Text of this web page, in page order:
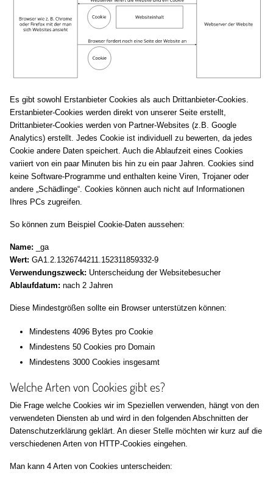
Es gibt sowohl Erstanbieter Cookies als auch Drittanbieter-Cookies.
Erstanbieter-Cookies werden direkt von unserer Seite erstellt,
Drittanbieter-Cookies werden von Partner-Websites (z.B. Google
Analytics) erstellt. Jedes Cookie ist individuell zu bewerten, da jedes
Cookie andere Daten speichert. Auch die Ablaufzeit eines Cookies
variiert von ein paar Minuten bis hin zu ein paar Jahren. Cookies sind
keine Software-Programme und enthalten keine Viren, Trojaner oder
andere „Schädlinge“. Cookies können auch nicht auf Informationen
Ihres PCs zugreifen.
So können zum Beispiel Cookie-Daten aussehen:
Name: _ga
Wert: GA1.2.1326744211.152311859332-9
Verwendungszweck: Unterscheidung der Websitebesucher
Ablaufdatum: nach 2 Jahren
Diese Mindestgrößen sollte ein Browser unterstützen können:
Mindestens 4096 Bytes pro Cookie
Mindestens 50 Cookies pro Domain
Mindestens 3000 Cookies insgesamt
Welche Arten von Cookies gibt es?
Die Frage welche Cookies wir im Speziellen verwenden, hängt von den
verwendeten Diensten ab und wird in den folgenden Abschnitten der
Datenschutzerklärung geklärt. An dieser Stelle möchten wir kurz auf die
verschiedenen Arten von HTTP-Cookies eingehen.
Man kann 4 Arten von Cookies unterscheiden: